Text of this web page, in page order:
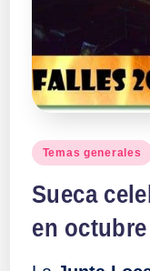
Publicado
Temas generales
Sueca
en octubre